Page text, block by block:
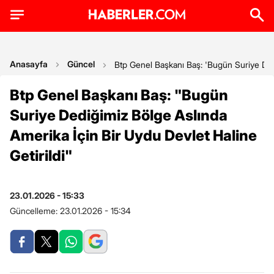
Anasayfa Güncel Btp Genel Başkanı Baş: 'Bugün Suriye
Btp Genel Başkanı Baş: "Bugün
Suriye Dediğimiz Bölge Aslında
Amerika İçin Bir Uydu Devlet Haline
Getirildi"
23.01.2026 - 15:33
Güncelleme: 23.01.2026 - 15:34